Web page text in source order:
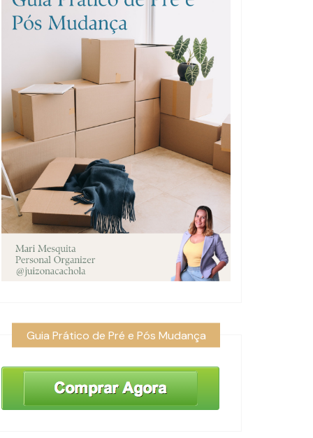
Guia Prático de Pré e Pós Mudança